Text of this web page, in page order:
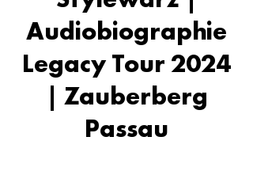
Audiobiographie
Legacy Tour 2024
| Zauberberg
Passau